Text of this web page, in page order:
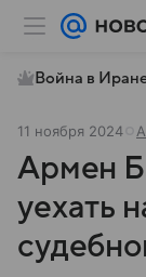
Война в
11 ноября 2024
Армен
уехать